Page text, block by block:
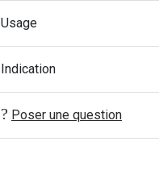
Usage
Indication
Poser une question